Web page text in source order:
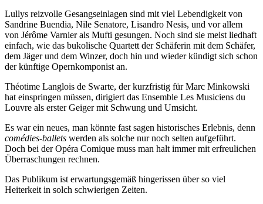
Lullys reizvolle Gesangseinlagen sind mit viel Lebendigkeit von
Sandrine Buendia, Nile Senatore, Lisandro Nesis, und vor allem
von Jérôme Varnier als Mufti gesungen. Noch sind sie meist liedhaft
einfach, wie das bukolische Quartett der Schäferin mit dem Schäfer,
dem Jäger und dem Winzer, doch hin und wieder kündigt sich schon
der künftige Opernkomponist an.
Théotime Langlois de Swarte, der kurzfristig für Marc Minkowski
hat einspringen müssen, dirigiert das Ensemble Les Musiciens du
Louvre als erster Geiger mit Schwung und Umsicht.
Es war ein neues, man könnte fast sagen historisches Erlebnis, denn
comédies-ballets werden als solche nur noch selten aufgeführt.
Doch bei der Opéra Comique muss man halt immer mit erfreulichen
Überraschungen rechnen.
Das Publikum ist erwartungsgemäß hingerissen über so viel
Heiterkeit in solch schwierigen Zeiten.